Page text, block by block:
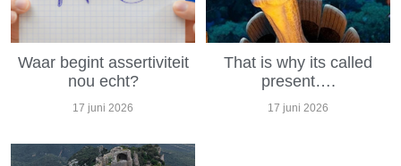
Waar begint assertiviteit
nou echt?
17 juni 2026
That is why its called
present….
17 juni 2026